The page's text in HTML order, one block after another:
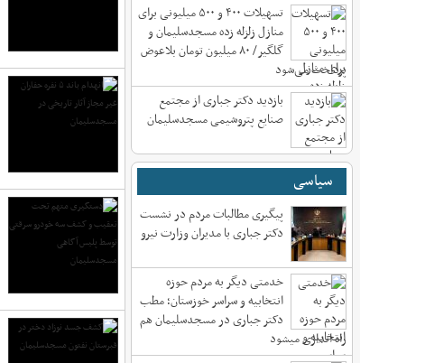
تسهیلات ۴۰۰ و ۵۰۰ میلیونی برای
منازل زلزله زده مسجدسلیمان و
گلگیر/ ۸۰ میلیون تومان بلاعوض
پرداخت می‌شود
بازدید دکتر جباری از مجتمع
صنایع پتروشیمی مسجدسلیمان
سیاسی
پیگیری مطالبات مردم در نشست
دکتر جباری با مدیران وزارت نیرو
خدمتی دیگر به مردم حوزه
انتخابیه و سراسر خوزستان؛ مطب
دکتر جباری در مسجدسلیمان هم
راه اندازی میشود